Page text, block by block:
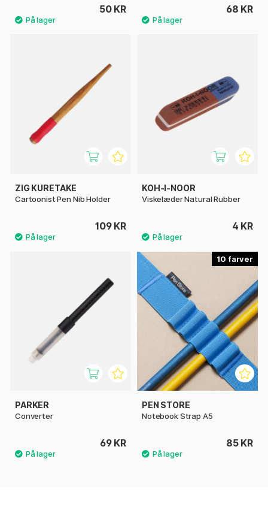
50 KR 68 KR
ZIG KURETAKE
Cartoonist Pen Nib Holder
109 KR
KOH-I-NOOR
Viskelæder Natural Rubber
4 KR
PARKER
Converter
69 KR
10
PEN STORE
Notebook Strap A5
85 KR